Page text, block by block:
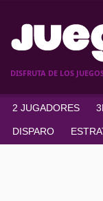
DISFRUTA DE LOS
2 JUGADORES
DISPARO